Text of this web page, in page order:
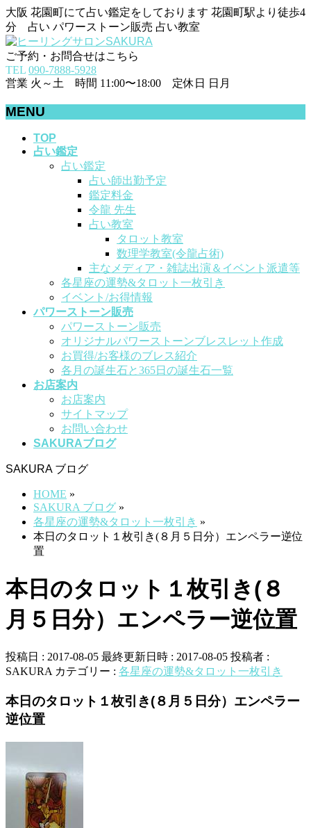
大阪 花園町にて占い鑑定をしております 花園町駅より徒歩4
分 占い パワーストーン販売 占い教室
ご予約・お問合せはこちら
TEL 090-7888-5928
営業 火～土 時間 11:00〜18:00 定休日 日月
MENU
TOP
占い鑑定
占い鑑定
占い師出勤予定
鑑定料金
令龍 先生
占い教室
タロット教室
数理学教室(令龍占術)
主なメディア・雑誌出演＆イベント派遣等
各星座の運勢&タロット一枚引き
イベント/お得情報
パワーストーン販売
パワーストーン販売
オリジナルパワーストーンブレスレット作成
お買得/お客様のブレス紹介
各月の誕生石と365日の誕生石一覧
お店案内
お店案内
サイトマップ
お問い合わせ
SAKURAブログ
SAKURA ブログ
HOME »
SAKURA ブログ »
各星座の運勢&タロット一枚引き »
本日のタロット１枚引き(８月５日分）エンペラー逆位
置
本日のタロット１枚引き(８
月５日分）エンペラー逆位置
投稿日 : 2017-08-05 最終更新日時 : 2017-08-05 投稿者 :
SAKURA カテゴリー : 各星座の運勢&タロット一枚引き
本日のタロット１枚引き(８月５日分）エンペラー
逆位置